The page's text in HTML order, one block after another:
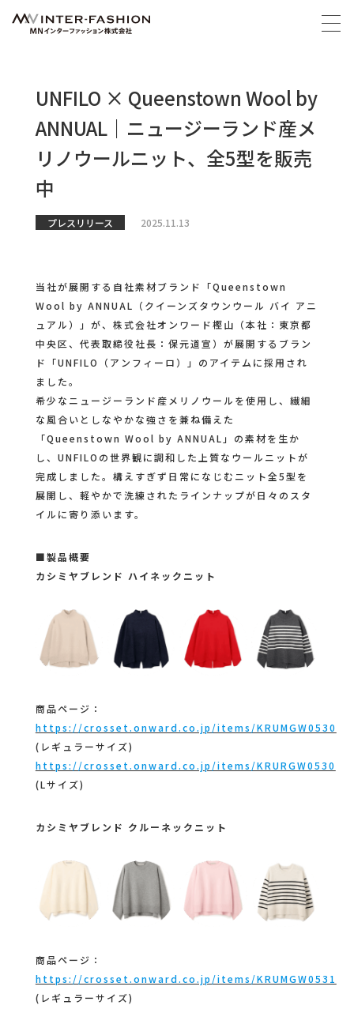
UNFILO × Queenstown Wool by
ANNUAL｜ニュージーランド産メ
リノウールニット、全5型を販売
中
プレスリリース 2025.11.13
当社が展開する自社素材ブランド「Queenstown
Wool by ANNUAL（クイーンズタウンウール バイ アニ
ュアル）」が、株式会社オンワード樫山（本社：東京都
中央区、代表取締役社長：保元道宣）が展開するブラン
ド「UNFILO（アンフィーロ）」のアイテムに採用され
ました。
希少なニュージーランド産メリノウールを使用し、繊細
な風合いとしなやかな強さを兼ね備えた
「Queenstown Wool by ANNUAL」の素材を生か
し、UNFILOの世界観に調和した上質なウールニットが
完成しました。構えすぎず日常になじむニット全5型を
展開し、軽やかで洗練されたラインナップが日々のスタ
イルに寄り添います。
■製品概要
カシミヤブレンド ハイネックニット
商品ページ：
https://crosset.onward.co.jp/items/KRUMGW0530
(レギュラーサイズ)
https://crosset.onward.co.jp/items/KRURGW0530
(Lサイズ)
カシミヤブレンド クルーネックニット
商品ページ：
https://crosset.onward.co.jp/items/KRUMGW0531
(レギュラーサイズ)